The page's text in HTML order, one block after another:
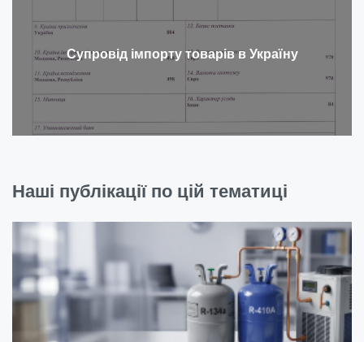
Супровід імпорту товарів в Україну
Наші публікації по цій тематиці